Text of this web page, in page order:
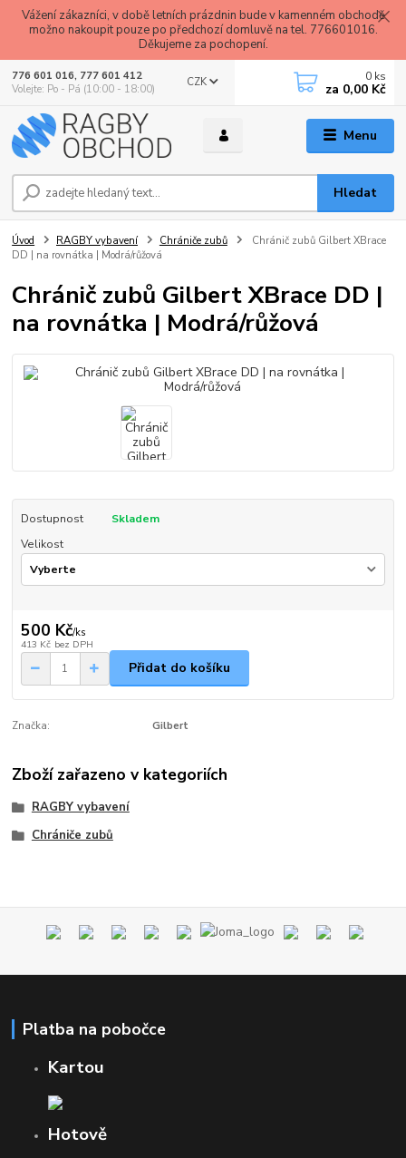
Vážení zákazníci, v době letních prázdnin bude v kamenném obchodě
možno nakoupit pouze po předchozí domluvě na tel. 776601016.
Děkujeme za pochopení.
Menu
CZK
Hledat
776 601 016, 777 601 412
Volejte: Po - Pá (10:00 - 18:00)
0 ks
za 0,00 Kč
Úvod RAGBY vybavení Chrániče zubů
Chránič zubů Gilbert XBrace
DD | na rovnátka | Modrá/růžová
Chránič zubů Gilbert XBrace DD |
na rovnátka | Modrá/růžová
Dostupnost
Skladem
Velikost
500 Kč/ks
413 Kč bez DPH
Přidat do košíku
Značka: Gilbert
Zboží zařazeno v kategoriích
RAGBY vybavení
Chrániče zubů
Platba na pobočce
Kartou
Hotově